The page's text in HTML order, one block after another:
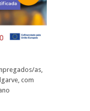
as,
com